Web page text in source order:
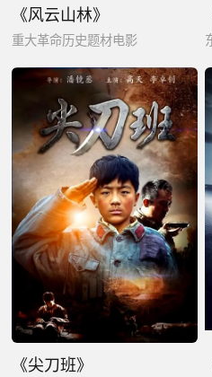
《风云山林》
重大革命历史题材电影
《尖刀班》